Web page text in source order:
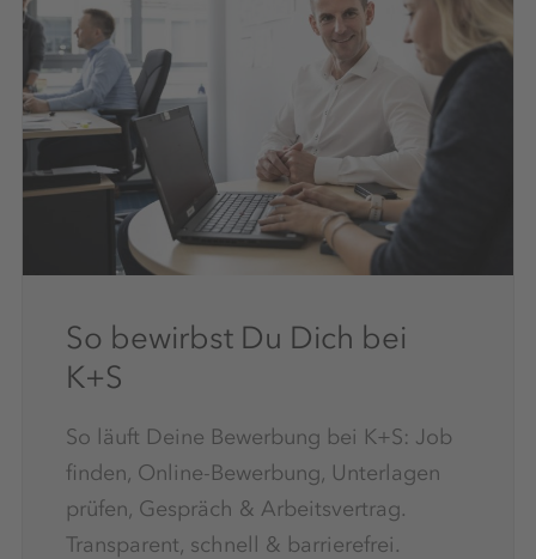
So bewirbst Du Dich bei
K+S
So läuft Deine Bewerbung bei K+S: Job
finden, Online-Bewerbung, Unterlagen
prüfen, Gespräch & Arbeitsvertrag.
Transparent, schnell & barrierefrei.